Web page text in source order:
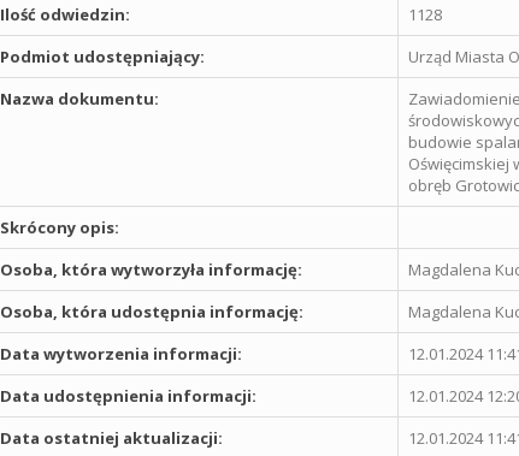
Ilość odwiedzin:
1128
Podmiot udostępniający:
Urząd Miasta
Nazwa dokumentu:
budowie
Oświęcimskiej
obręb
Skrócony opis:
Osoba, która wytworzyła informację:
Magdalena
Osoba, która udostępnia informację:
Magdalena
Data wytworzenia informacji:
12.01.2024
Data udostępnienia informacji:
12.01.2024
Data ostatniej aktualizacji:
12.01.2024